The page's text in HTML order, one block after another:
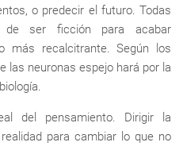
o predecir el futuro. Todas
de ser ficción para acabar
más recalcitrante. Según los
las neuronas espejo hará por la
del pensamiento. Dirigir la
para cambiar lo que no